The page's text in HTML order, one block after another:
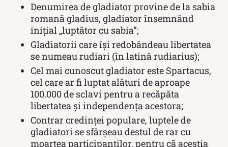
Denumirea de gladiator provine de la sabia
romană gladius, gladiator însemnând
inițial „luptător cu sabia”;
Gladiatorii care își redobândeau libertatea
se numeau rudiari (în latină rudiarius);
Cel mai cunoscut gladiator este Spartacus,
cel care ar fi luptat alături de aproape
100.000 de sclavi pentru a recăpăta
libertatea și independența acestora;
Contrar credinței populare, luptele de
gladiatori se sfârşeau destul de rar cu
moartea participanţilor, pentru cã aceştia